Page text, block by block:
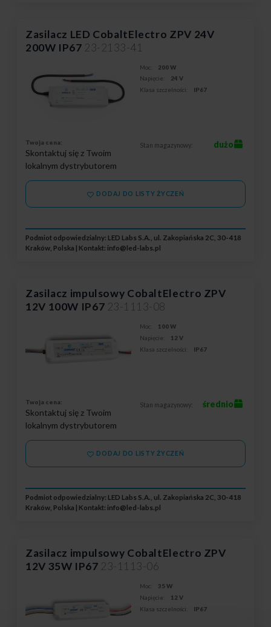
Zasilacz LED CobaltElectro ZPV 24V
200W IP67 23-2133-41
Moc:
200 W
Napięcie:
24 V
Klasa szczelności:
IP67
Twoja cena:
Skontaktuj się z Twoim
lokalnym dystrybutorem
Stan magazynowy: dużo
DODAJ DO LISTY ŻYCZEŃ
Podmiot odpowiedzialny: LED Labs S.A., ul. Zakopiańska 2C, 30-418
Kraków, Polska | Kontakt: info@led-labs.pl
Zasilacz impulsowy CobaltElectro ZPV
12V 100W IP67 23-1113-08
Moc:
100 W
Napięcie:
12 V
Klasa szczelności:
IP67
Twoja cena:
Skontaktuj się z Twoim
lokalnym dystrybutorem
Stan magazynowy: średnio
DODAJ DO LISTY ŻYCZEŃ
Podmiot odpowiedzialny: LED Labs S.A., ul. Zakopiańska 2C, 30-418
Kraków, Polska | Kontakt: info@led-labs.pl
Zasilacz impulsowy CobaltElectro ZPV
12V 35W IP67 23-1113-06
Moc:
35 W
Napięcie:
12 V
Klasa szczelności:
IP67